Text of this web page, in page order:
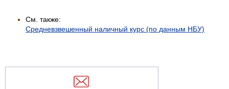
См. также:
Средневзвешенный наличный курс (по данным НБУ)